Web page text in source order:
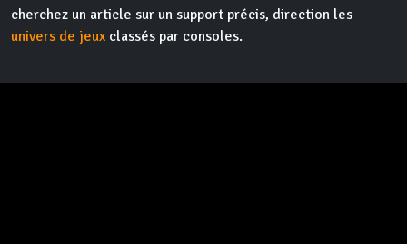
cherchez un article sur un support précis, direction les
univers de jeux classés par consoles.